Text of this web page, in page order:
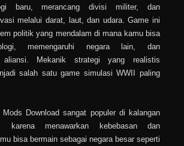
baru, merancang divisi militer, dan
melalui darat, laut, dan udara. Game ini
politik yang mendalam di mana kamu bisa
memengaruhi negara lain, dan
aliansi. Mekanik strategi yang realistis
salah satu game simulasi WWII paling
Download sangat populer di kalangan
karena menawarkan kebebasan dan
bisa bermain sebagai negara besar seperti